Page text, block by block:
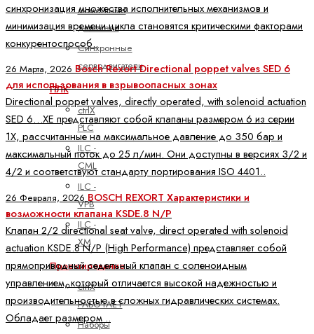
моментные
двигатели
Синхронные
серводвигатели
ПЛК
ctrlX
PLC
ILC -
CML
ILC -
VPB
ILC -
XM
Проектирование
ctrlX
РАБОТАЕТ
Наборы
синхронизация множества исполнительных механизмов и
минимизация времени цикла становятся критическими факторами
конкурентоспособ..
26 Марта, 2026 Bosch Rexort Directional poppet valves SED 6
для использования в взрывоопасных зонах
Directional poppet valves, directly operated, with solenoid actuation
SED 6…XE представляют собой клапаны размером 6 из серии
1X, рассчитанные на максимальное давление до 350 бар и
максимальный поток до 25 л/мин. Они доступны в версиях 3/2 и
4/2 и соответствуют стандарту портирования ISO 4401..
26 Февраля, 2026 BOSCH REXORT Характеристики и
возможности клапана KSDE.8 N/P
Клапан 2/2 directional seat valve, direct operated with solenoid
actuation KSDE.8 N/P (High Performance) представляет собой
прямоприводный седельный клапан с соленоидным
управлением, который отличается высокой надежностью и
производительностью в сложных гидравлических системах.
Обладает размером ..